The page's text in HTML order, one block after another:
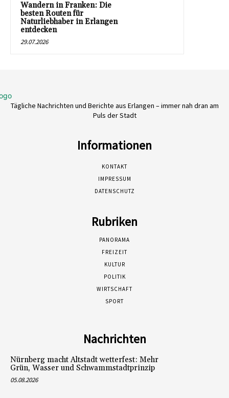
Wandern in Franken: Die
besten Routen für
Naturliebhaber in Erlangen
entdecken
29.07.2026
Tägliche Nachrichten und Berichte aus Erlangen – immer nah dran am
Puls der Stadt
Informationen
KONTAKT
IMPRESSUM
DATENSCHUTZ
Rubriken
PANORAMA
FREIZEIT
KULTUR
POLITIK
WIRTSCHAFT
SPORT
Nachrichten
Nürnberg macht Altstadt wetterfest: Mehr
Grün, Wasser und Schwammstadtprinzip
05.08.2026